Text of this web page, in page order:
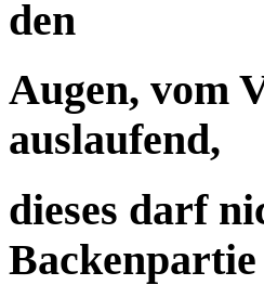
den
Augen, vom
auslaufend,
dieses darf